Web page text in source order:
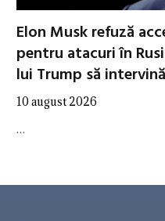
Elon Musk refuză
pentru atacuri în
lui Trump să intervină
10 august 2026
…